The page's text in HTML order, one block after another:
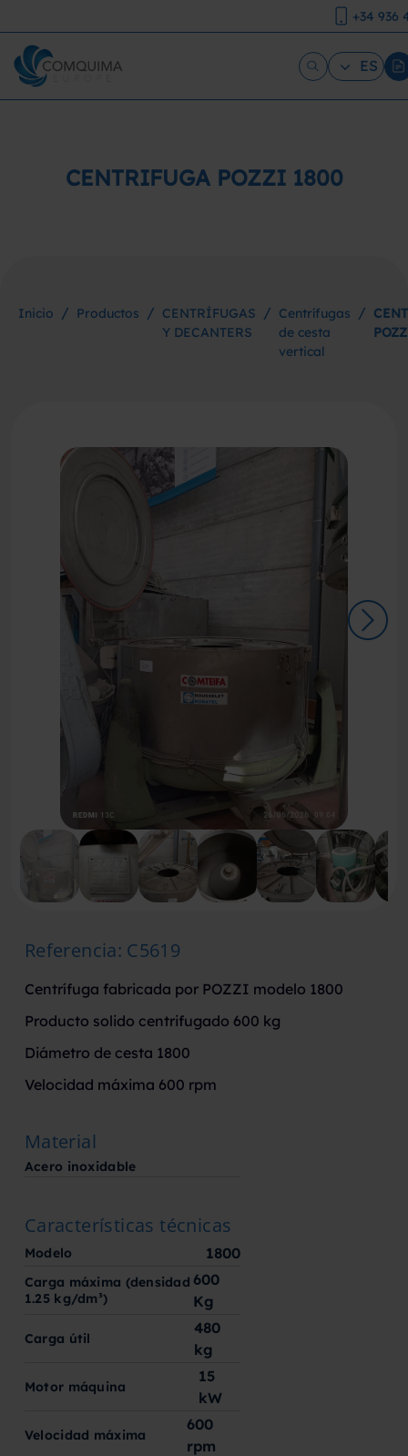
+34 936
ES
CENTRIFUGA POZZI 1800
Inicio / Productos / CENTRÍFUGAS
Y DECANTERS
/ Centrífugas
de cesta
vertical
/
Referencia: C5619
Centrífuga fabricada por POZZI modelo 1800
Producto solido centrifugado 600 kg
Diámetro de cesta 1800
Velocidad máxima 600 rpm
Material
Acero inoxidable
Características técnicas
Modelo 1800
Carga máxima (densidad
1.25 kg/dm³)
600
Kg
Carga útil
480
kg
Motor máquina
15
kW
Velocidad máxima
600
rpm